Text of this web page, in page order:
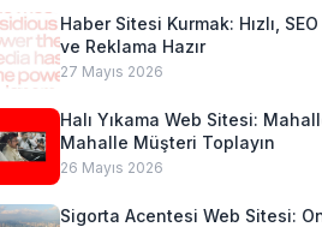
Haber Sitesi Kurmak: Hızlı,
ve Reklama Hazır
27 Mayıs 2026
Halı Yıkama Web Sitesi:
Mahalle Müşteri Toplayın
26 Mayıs 2026
Sigorta Acentesi Web Sitesi: